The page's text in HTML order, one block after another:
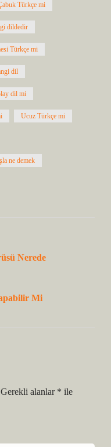
Türkçe mi
dildedir
Türkçe mi
dil
dil mi
Ucuz Türkçe mi
ne demek
Nerede
Mi
Gerekli alanlar * ile